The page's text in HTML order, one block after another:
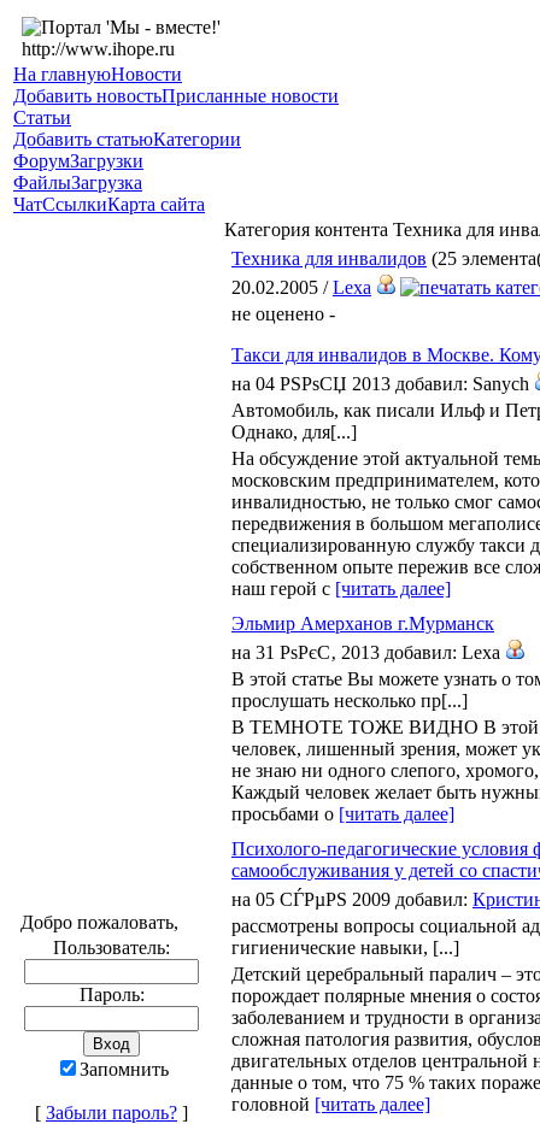
На главнуюНовости
Добавить новостьПрисланные новости
Статьи
Добавить статьюКатегории
ФорумЗагрузки
ФайлыЗагрузка
ЧатСсылкиКарта сайта
Добро пожаловать,
Пользователь:
Пароль:
Запомнить
[ Забыли пароль? ]
Категория контента Техника для
Техника для инвалидов (25
20.02.2005 /Lexa
не оценено -
Такси для инвалидов в Москве.
на 04 РЅРѕСЏ 2013 добавил: Sanych
Автомобиль, как писали Ильф и
Однако, для[...]
На обсуждение этой актуальной
московским предпринимателем,
инвалидностью, не только смог
передвижения в большом
специализированную службу такси
собственном опыте пережив все
наш герой с [читать далее]
Эльмир Амерханов г.Мурманск
на 31 РѕРєС‚ 2013 добавил: Lexa
В этой статье Вы можете узнать о
прослушать несколько пр[...]
В ТЕМНОТЕ ТОЖЕ ВИДНО В этой
человек, лишенный зрения, может
не знаю ни одного слепого,
Каждый человек желает быть
просьбами о [читать далее]
Психолого-педагогические
самообслуживания у детей со
на 05 СЃРµРЅ 2009 добавил:
рассмотрены вопросы социальной
гигиенические навыки, [...]
Детский церебральный паралич –
порождает полярные мнения о
заболеванием и трудности в
сложная патология развития,
двигательных отделов
данные о том, что 75 % таких
головной [читать далее]